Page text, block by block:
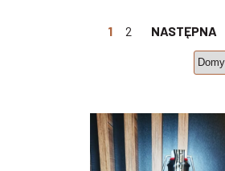
1 2 NASTĘPNA